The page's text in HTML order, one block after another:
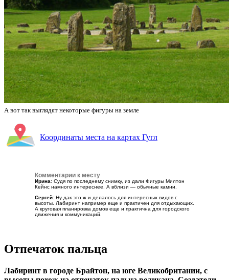
А вот так выглядят некоторые фигуры на земле
Координаты места на картах Гугл
Комментарии к месту
Ирина: Судя по последнему снимку, из дали Фигуры Милтон
Кейнс намного интереснее. А вблизи — обычные камни.
Сергей: Ну дак это ж и делалось для интересных видов с
высоты. Лабиринт например еще и практичен для отдыхающих.
А круговая планировка домов еще и практична для городского
движения и коммуникаций.
Отпечаток пальца
Лабиринт в городе Брайтон, на юге Великобритании, с